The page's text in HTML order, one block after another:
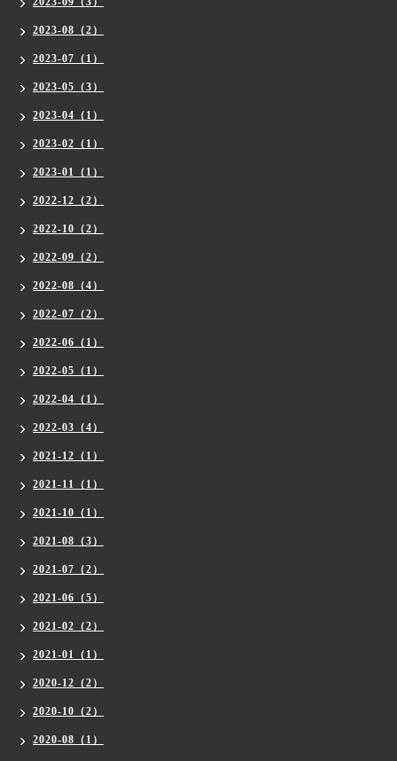
2023-08（2）
2023-07（1）
2023-05（3）
2023-04（1）
2023-02（1）
2023-01（1）
2022-12（2）
2022-10（2）
2022-09（2）
2022-08（4）
2022-07（2）
2022-06（1）
2022-05（1）
2022-04（1）
2022-03（4）
2021-12（1）
2021-11（1）
2021-10（1）
2021-08（3）
2021-07（2）
2021-06（5）
2021-02（2）
2021-01（1）
2020-12（2）
2020-10（2）
2020-08（1）